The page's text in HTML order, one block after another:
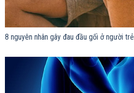
8 nguyên nhân gây đau đầu gối ở người trẻ